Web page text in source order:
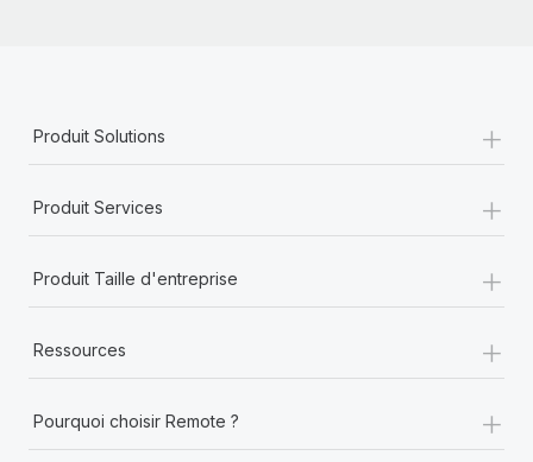
Produit Solutions +
Produit Services +
Produit Taille d'entreprise +
Ressources +
Pourquoi choisir Remote ? +